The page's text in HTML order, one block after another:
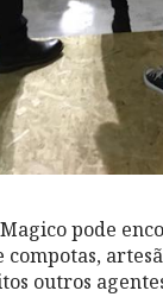
pode
compotas,
outros